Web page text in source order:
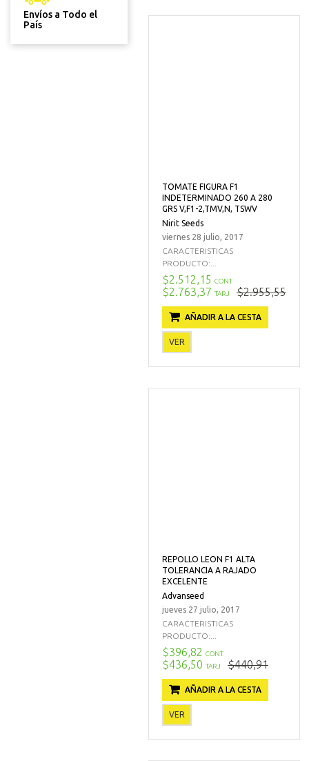
Envíos a Todo el
País
TOMATE FIGURA F1
INDETERMINADO 260 A 280
GRS V,F1-2,TMV,N, TSWV
Nirit Seeds
viernes 28 julio, 2017
CARACTERISTICAS
PRODUCTO:...
$2.512,15 CONT
$2.763,37 TARJ $2.955,55
AÑADIR A LA CESTA
VER
REPOLLO LEON F1 ALTA
TOLERANCIA A RAJADO
EXCELENTE
Advanseed
jueves 27 julio, 2017
CARACTERISTICAS
PRODUCTO:...
$396,82 CONT
$436,50 TARJ $440,91
AÑADIR A LA CESTA
VER